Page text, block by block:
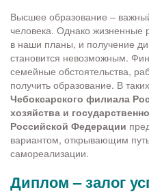
Высшее образование –
человека. Однако жизненные
в наши планы, и получение
становится невозможным.
семейные обстоятельства,
получить образование. В
Чебоксарского филиала
хозяйства и
Российской Федерации
вариантом, открывающим
самореализации.
Диплом – залог